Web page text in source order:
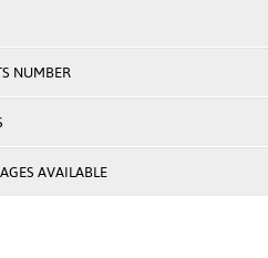
NUMBER
AVAILABLE